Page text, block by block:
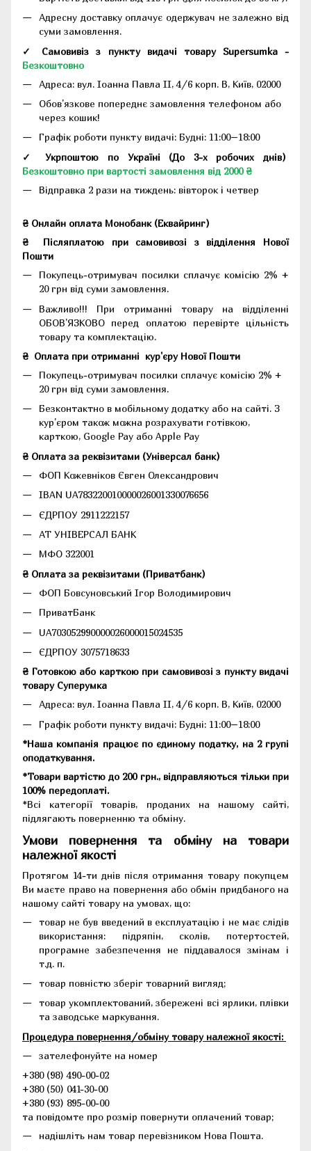
Адресну доставку оплачує одержувач не залежно від
суми замовлення.
✓ Самовивіз з пункту видачі товару Supersumka -
Безкоштовно
Адреса: вул. Іоанна Павла II, 4/6 корп. В, Київ, 02000
Обов'язкове попереднє замовлення телефоном або
через кошик!
Графік роботи пункту видачі: Будні: 11:00–18:00
✓ Укрпоштою по Україні (До 3-х робочих днів)
Безкоштовно при вартості замовлення від 2000 ₴
Відправка 2 рази на тиждень: вівторок і четвер
₴ Онлайн оплата Монобанк (Еквайринг)
₴
Післяплатою при самовивозі з відділення Нової
Пошти
Покупець-отримувач посилки сплачує комісію 2% +
20 грн від суми замовлення.
Важливо!!! При отриманні товару на відділенні
ОБОВ'ЯЗКОВО перед оплатою перевірте цільність
товару та комплектацію.
₴ Оплата при отриманні кур'єру Нової Пошти
Покупець-отримувач посилки сплачує комісію 2% +
20 грн від суми замовлення.
Безконтактно в мобільному додатку або на сайті. З
кур'єром також можна розрахувати готівкою,
карткою, Google Pay або Apple Pay
₴ Оплата за реквізитами (Універсал банк)
ФОП Кожевніков Євген Олександрович
IBAN UA783220010000026001330076656
ЄДРПОУ 2911222157
АТ УНІВЕРСАЛ БАНК
МФО 322001
₴ Оплата за реквізитами (Приватбанк)
ФОП Бовсуновський Ігор Володимирович
ПриватБанк
UA703052990000026000015024535
ЄДРПОУ 3075718633
₴ Готовкою або карткою при самовивозі з пункту видачі
товару Суперумка
Адреса: вул. Іоанна Павла II, 4/6 корп. В, Київ, 02000
Графік роботи пункту видачі: Будні: 11:00–18:00
*Наша компанія працює по єдиному податку, на 2 групі
оподаткування.
*Товари вартістю до 200 грн., відправляються тільки при
100% передоплаті.
*Всі категорії товарів, проданих на нашому сайті,
підлягають поверненню та обміну.
Умови повернення та обміну на товари
належної якості
Протягом 14-ти днів після отримання товару покупцем
Ви маєте право на повернення або обмін придбаного на
нашому сайті товару на умовах, що:
товар не був введений в експлуатацію і не має слідів
використання: підряпін, сколів, потертостей,
програмне забезпечення не піддавалося змінам і
т.д. п.
товар повністю зберіг товарний вигляд;
товар укомплектований, збережені всі ярлики, плівки
та заводське маркування.
Процедура повернення/обміну товару належної якості:
зателефонуйте на номер
+380 (98) 490-00-02
+380 (50) 041-30-00
+380 (93) 895-00-00
та повідомте про розмір повернути оплачений товар;
надішліть нам товар перевізником Нова Пошта.